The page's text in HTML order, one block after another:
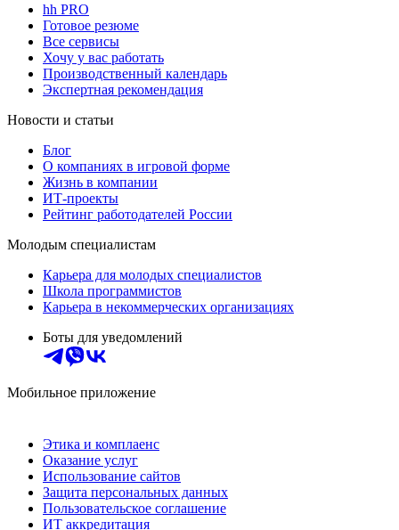
hh PRO
Готовое резюме
Все сервисы
Хочу у вас работать
Производственный календарь
Экспертная рекомендация
Новости и статьи
Блог
О компаниях в игровой форме
Жизнь в компании
ИТ-проекты
Рейтинг работодателей России
Молодым специалистам
Карьера для молодых специалистов
Школа программистов
Карьера в некоммерческих организациях
Боты для уведомлений
Мобильное приложение
Этика и комплаенс
Оказание услуг
Использование сайтов
Защита персональных данных
Пользовательское соглашение
ИТ аккредитация